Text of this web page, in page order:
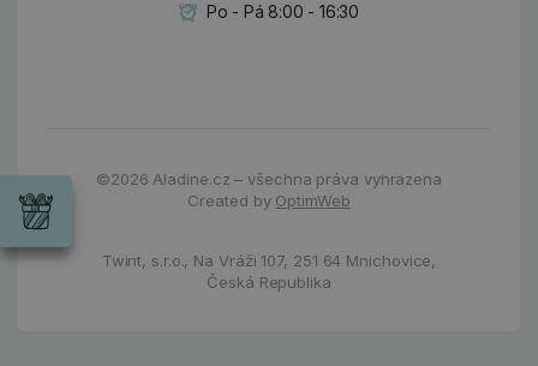
Po - Pá 8:00 - 16:30
©2026 Aladine.cz – všechna práva vyhrazena
Created by OptimWeb
Twint, s.r.o., Na Vráži 107, 251 64 Mnichovice,
Česká Republika
Wrendale
příležitost
Chci si vybrat